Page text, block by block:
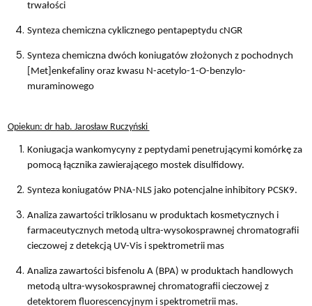
trwałości
Synteza chemiczna cyklicznego pentapeptydu cNGR
Synteza chemiczna dwóch koniugatów złożonych z pochodnych
[Met]enkefaliny oraz kwasu N-acetylo-1-O-benzylo-
muraminowego
Opiekun: dr hab. Jarosław Ruczyński
Koniugacja wankomycyny z peptydami penetrującymi komórkę za
pomocą łącznika zawierającego mostek disulfidowy.
Synteza koniugatów PNA-NLS jako potencjalne inhibitory PCSK9.
Analiza zawartości triklosanu w produktach kosmetycznych i
farmaceutycznych metodą ultra-wysokosprawnej chromatografii
cieczowej z detekcją UV-Vis i spektrometrii mas
Analiza zawartości bisfenolu A (BPA) w produktach handlowych
metodą ultra-wysokosprawnej chromatografii cieczowej z
detektorem fluorescencyjnym i spektrometrii mas.